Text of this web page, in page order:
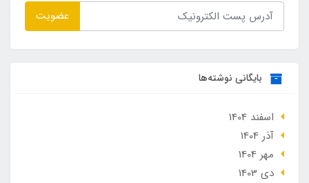
عضویت
بایگانی نوشته‌ها
اسفند 1404
آذر 1404
مهر 1404
دی 1403